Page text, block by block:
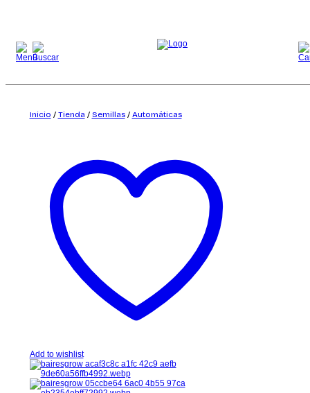
Inicio / Tienda / Semillas / Automáticas
Add to wishlist